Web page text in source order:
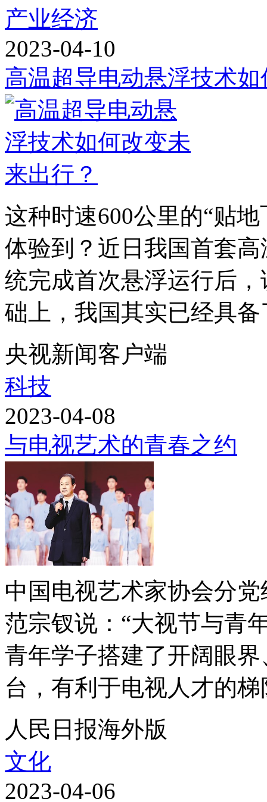
产业经济
2023-04-10
高温超导电动悬浮技术
这种时速600公里的“贴
体验到？近日我国首套
统完成首次悬浮运行后
础上，我国其实已经具备
央视新闻客户端
科技
2023-04-08
与电视艺术的青春之约
中国电视艺术家协会分
范宗钗说：“大视节与青
青年学子搭建了开阔眼
台，有利于电视人才的
人民日报海外版
文化
2023-04-06